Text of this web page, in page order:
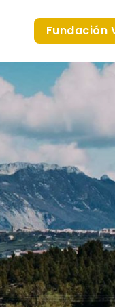
Fundación